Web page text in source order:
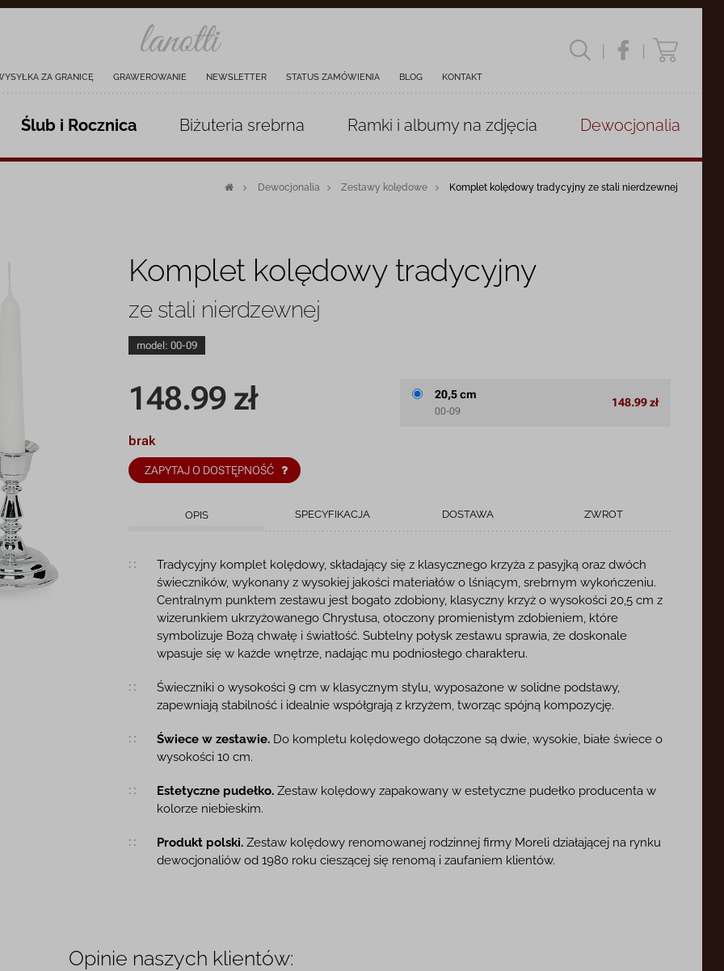
ZA GRANICĘ GRAWEROWANIE NEWSLETTER STATUS ZAMÓWIENIA BLOG KONTAKT
| |
Ślub i Rocznica Biżuteria srebrna Ramki i albumyna zdjęcia Dewocjonalia
Dewocjonalia Zestawy kolędowe Komplet kolędowy tradycyjny ze stali nierdzewnej
Komplet kolędowy tradycyjny
ze stali nierdzewnej
model:00-09
148.99 zł
brak
ZAPYTAJ O DOSTĘPNOŚĆ
20,5 cm
00-09
148.99 zł
OPIS SPECYFIKACJA DOSTAWA ZWROT
Opis produktu
Tradycyjny komplet kolędowy, składający się z klasycznego krzyża z pasyjką oraz dwóch
świeczników, wykonany z wysokiej jakości materiałów o lśniącym, srebrnym wykończeniu.
Centralnym punktem zestawu jest bogato zdobiony, klasyczny krzyż o wysokości 20,5 cm z
wizerunkiem ukrzyżowanego Chrystusa, otoczony promienistym zdobieniem, które
symbolizuje Bożą chwałę i światłość. Subtelny połysk zestawu sprawia, że doskonale
wpasuje się w każde wnętrze, nadając mu podniosłego charakteru.
Świeczniki o wysokości 9 cm w klasycznym stylu, wyposażone w solidne podstawy,
zapewniają stabilność i idealnie współgrają z krzyżem, tworząc spójną kompozycję.
Świece w zestawie. Do kompletu kolędowego dołączone są dwie, wysokie, białe świece o
wysokości 10 cm.
Estetyczne pudełko. Zestaw kolędowy zapakowany w estetyczne pudełko producenta w
kolorze niebieskim.
Produkt polski. Zestaw kolędowy renomowanej rodzinnej firmy Moreli działającej na rynku
dewocjonaliów od 1980 roku cieszącej się renomą i zaufaniem klientów.
Opinie naszych klientów: